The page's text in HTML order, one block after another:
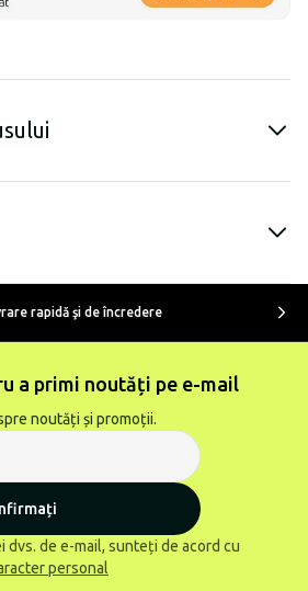
rapidă şi de încredere
a primi noutăți pe e-mail
noutăți și promoții.
dvs. de e-mail, sunteți de acord cu
personal